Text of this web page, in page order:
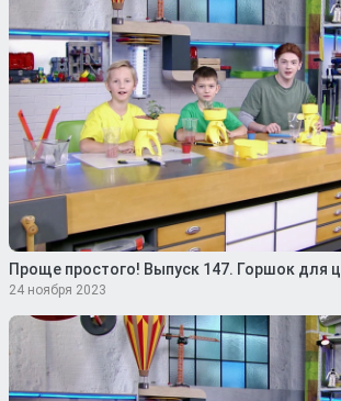
Проще простого! Выпуск 147. Горшок для
24 ноября 2023